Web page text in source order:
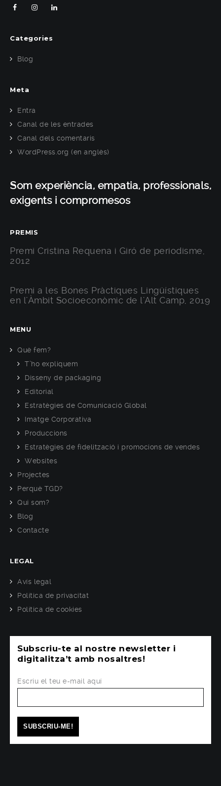
Categories
Blog
Meta
Entra
Canal de les entrades
Canal dels comentaris
WordPress.org (en anglès)
Som experiència, empatia, professionals,
exigents i compromesos
PREMIS
Premi Cristina Requena i Giró de periodisme,
2012
Premi a les Bones Pràctiques Lingüístiques
en l'Àmbit Socioeconòmic de l'Alt Camp, 2019
MENU
Què fem?
T’ho expliquem
Disseny de packaging
Editorial
Estratègies de Comunicació Global
Imatge Corporativa
Produccions
Estratègies de fidelització i promocions de vendes
Websites
Projectes
Perquè TGD?
Qui som?
Blog
Contacte
LEGAL
Avís legal
Política de privacitat
Política de cookies
Subscriu-te al nostre newsletter i
digitalitza’t amb nosaltres!
Escriu el teu e-mail aquí